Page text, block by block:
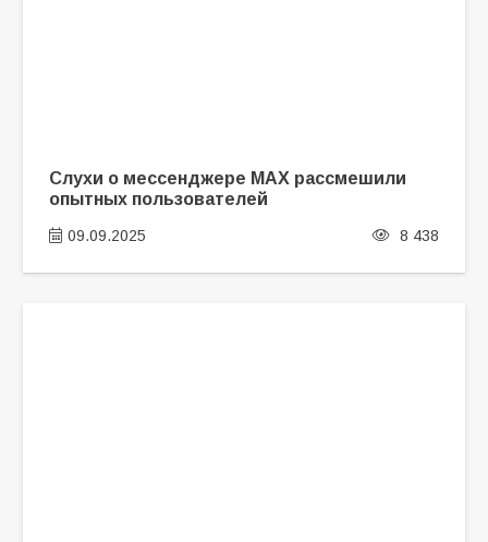
Слухи о мессенджере MАХ рассмешили
опытных пользователей
09.09.2025 8 438